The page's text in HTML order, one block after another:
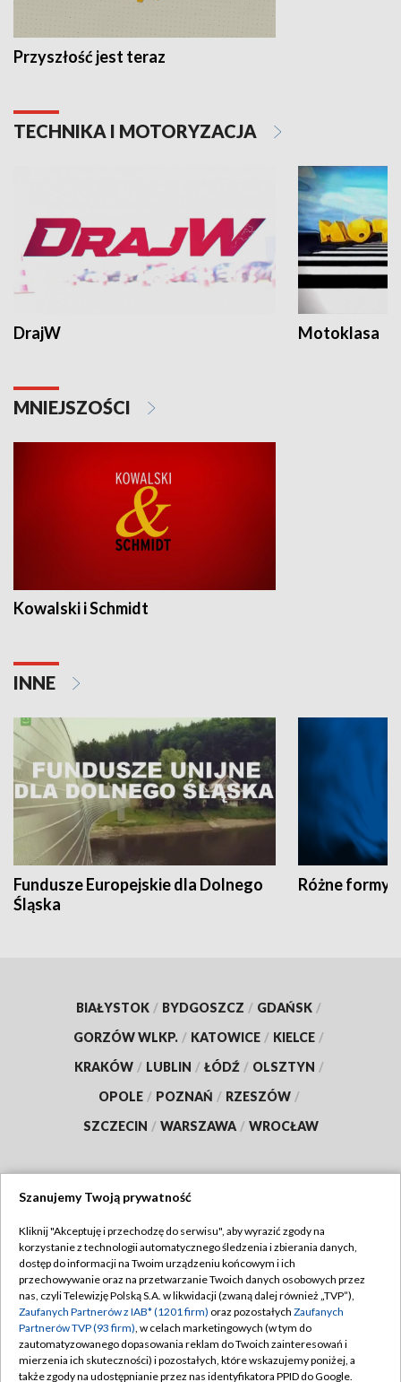
Przyszłość jest teraz
TECHNIKA I MOTORYZACJA
DrajW Motoklasa
MNIEJSZOŚCI
Kowalski i Schmidt
INNE
Fundusze Europejskie dla Dolnego
Śląska
Różne formy
BIAŁYSTOK / BYDGOSZCZ / GDAŃSK /
GORZÓW WLKP. / KATOWICE / KIELCE /
KRAKÓW / LUBLIN / ŁÓDŹ / OLSZTYN /
OPOLE / POZNAŃ / RZESZÓW /
SZCZECIN / WARSZAWA / WROCŁAW
TVP
Abonament TVP
Emisja w TVP
Centrum informacji TVP
Naziemna Telewizja Cyfrowa
Regulamin TVP
Polityka prywatności
Moje zgody
Pomoc
Szanujemy Twoją prywatność
Kliknij "Akceptuję i przechodzę do serwisu", aby wyrazić zgody na
korzystanie z technologii automatycznego śledzenia i zbierania danych,
dostęp do informacji na Twoim urządzeniu końcowym i ich
przechowywanie oraz na przetwarzanie Twoich danych osobowych przez
nas, czyli Telewizję Polską S.A. w likwidacji (zwaną dalej również „TVP”),
Zaufanych Partnerów z IAB* (1201 firm) oraz pozostałych Zaufanych
Partnerów TVP (93 firm), w celach marketingowych (w tym do
zautomatyzowanego dopasowania reklam do Twoich zainteresowań i
mierzenia ich skuteczności) i pozostałych, które wskazujemy poniżej, a
także zgody na udostępnianie przez nas identyfikatora PPID do Google.